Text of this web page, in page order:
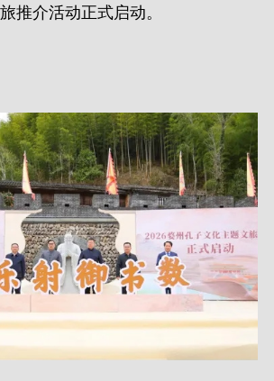
推介活动正式启动。